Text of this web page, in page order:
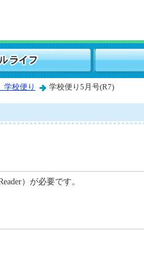
校便り 学校便り5月号(R7)
）が必要です。